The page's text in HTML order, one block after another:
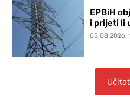
EPBiH
i prijeti li
05.08.2026.